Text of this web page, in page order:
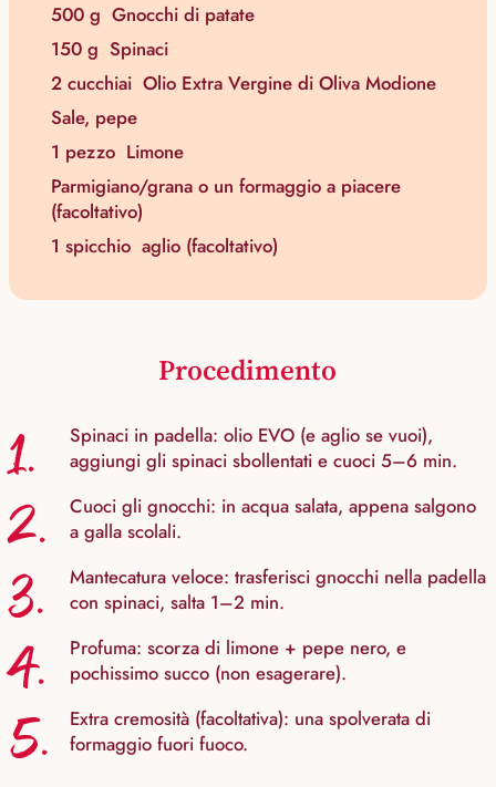
500 g Gnocchi di patate
150 g Spinaci
2 cucchiai Olio Extra Vergine di Oliva Modione
Sale, pepe
1 pezzo Limone
Parmigiano/grana o un formaggio a piacere
(facoltativo)
1 spicchio aglio (facoltativo)
Procedimento
1.
Spinaci in padella: olio EVO (e aglio se vuoi),
aggiungi gli spinaci sbollentati e cuoci 5–6 min.
2.
Cuoci gli gnocchi: in acqua salata, appena salgono
a galla scolali.
3.
Mantecatura veloce: trasferisci gnocchi nella padella
con spinaci, salta 1–2 min.
4.
Profuma: scorza di limone + pepe nero, e
pochissimo succo (non esagerare).
5.
Extra cremosità (facoltativa): una spolverata di
formaggio fuori fuoco.